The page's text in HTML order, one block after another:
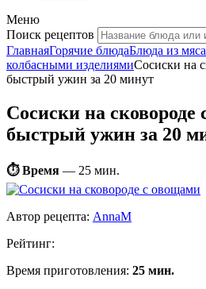
Меню
Поиск рецептов
ГлавнаяГорячие блюдаБлюда из мяса
колбасными изделиямиСосиски на
быстрый ужин за 20 минут
Сосиски на сковороде
быстрый ужин за 20
⏱ Время — 25 мин.
Автор рецепта: AnnaM
Рейтинг:
Время приготовления: 25 мин.